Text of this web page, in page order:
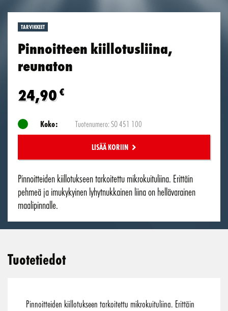
TARVIKKEET
Pinnoitteen kiillotusliina,
reunaton
24,90€
Koko: Tuotenumero: SO 451 100
LISÄÄ KORIIN
Pinnoitteiden kiillotukseen tarkoitettu mikrokuituliina. Erittäin
pehmeä ja imukykyinen lyhytnukkainen liina on hellävarainen
maalipinnalle.
Tuotetiedot
Pinnoitteiden kiillotukseen tarkoitettu mikrokuituliina. Erittäin